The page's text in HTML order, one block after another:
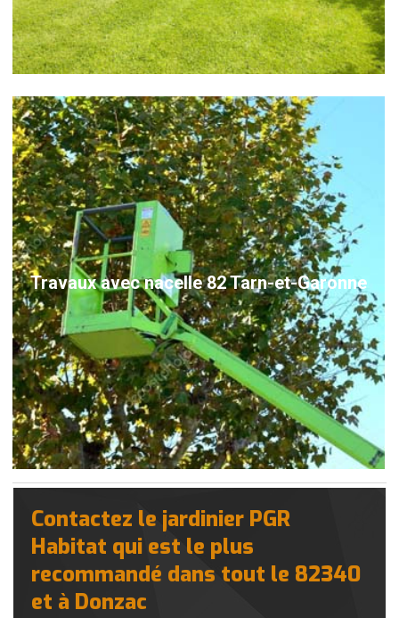
Travaux avec nacelle 82 Tarn-et-Garonne
Contactez le jardinier PGR
Habitat qui est le plus
recommandé dans tout le 82340
et à Donzac